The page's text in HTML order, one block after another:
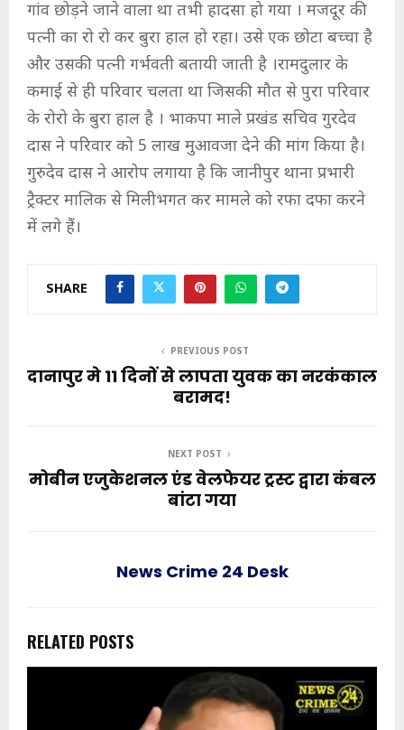
गांव छोड़ने जाने वाला था तभी हादसा हो गया । मजदूर की
पत्नी का रो रो कर बुरा हाल हो रहा। उसे एक छोटा बच्चा है
और उसकी पत्नी गर्भवती बतायी जाती है ।रामदुलार के
कमाई से ही परिवार चलता था जिसकी मौत से पुरा परिवार
के रोरो के बुरा हाल है । भाकपा माले प्रखंड सचिव गुरदेव
दास ने परिवार को 5 लाख मुआवजा देने की मांग किया है।
गुरुदेव दास ने आरोप लगाया है कि जानीपुर थाना प्रभारी
ट्रैक्टर मालिक से मिलीभगत कर मामले को रफा दफा करने
में लगे हैं।
SHARE
PREVIOUS POST
दानापुर मे 11 दिनों से लापता युवक का नरकंकाल
बरामद!
NEXT POST
मोबीन एजुकेशनल एंड वेलफेयर ट्रस्ट द्वारा कंबल
बांटा गया
News Crime 24 Desk
RELATED POSTS